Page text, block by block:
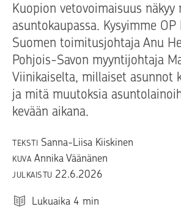
Kuopion vetovoimaisuus näkyy
asuntokaupassa. Kysyimme
Suomen toimitusjohtaja Anu
Pohjois-Savon myyntijohtaja
Viinikaiselta, millaiset asunnot
ja mitä muutoksia
kevään aikana.
TEKSTI Sanna-Liisa Kiiskinen
KUVA Annika Väänänen
JULKAISTU 22.6.2026
Lukuaika 4 min